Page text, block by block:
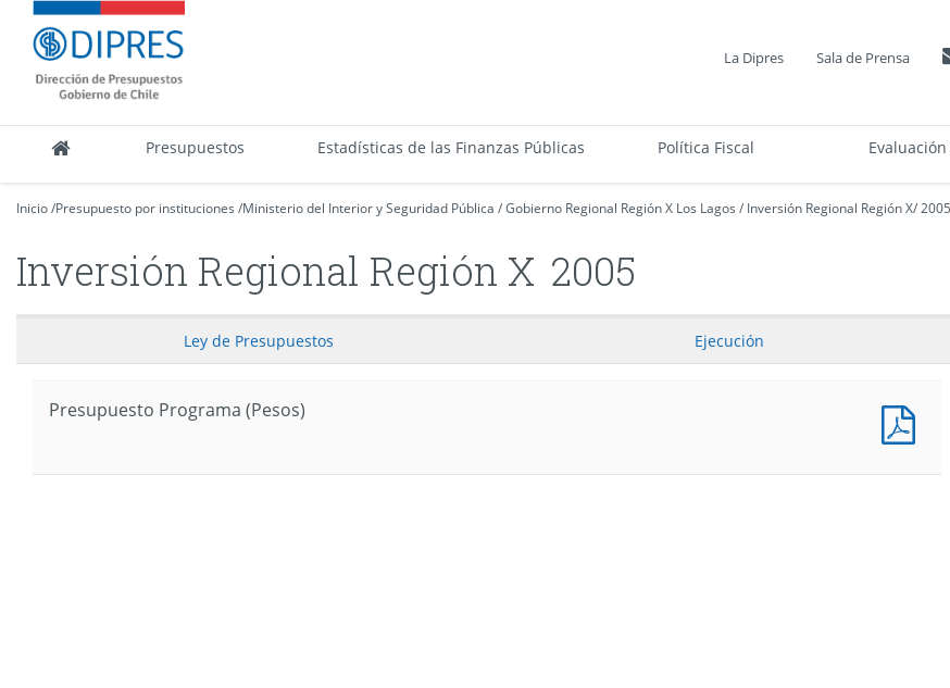
Contenido
principalDIPRES
-
Dirección
de
Presupuestos Estadísticas de las Finanzas Públicas Política Fiscal
La Dipres Sala de Prensa
Inicio/Presupuesto por instituciones /Ministerio del Interior y Seguridad Pública /Gobierno Regional Región X Los Lagos / Inversión Regional Región X/2005
Inversión Regional Región X 2005
Ley de Presupuestos Ejecución
Presupuesto Programa (Pesos)